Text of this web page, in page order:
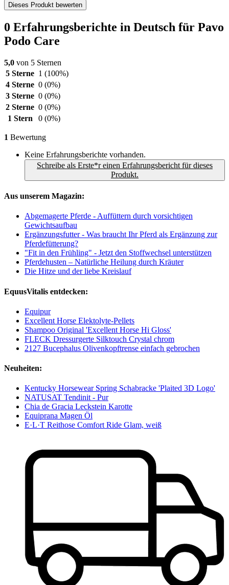
Dieses Produkt bewerten
0 Erfahrungsberichte in Deutsch für Pavo
Podo Care
5,0 von 5 Sternen
5 Sterne 1 (100%)
4 Sterne 0 (0%)
3 Sterne 0 (0%)
2 Sterne 0 (0%)
1 Stern
0 (0%)
1 Bewertung
Keine Erfahrungsberichte vorhanden.
Schreibe als Erste*r einen Erfahrungsbericht für dieses
Produkt.
Aus unserem Magazin:
Abgemagerte Pferde - Auffüttern durch vorsichtigen
Gewichtsaufbau
Ergänzungsfutter - Was braucht Ihr Pferd als Ergänzung zur
Pferdefütterung?
"Fit in den Frühling" - Jetzt den Stoffwechsel unterstützen
Pferdehusten – Natürliche Heilung durch Kräuter
Die Hitze und der liebe Kreislauf
EquusVitalis entdecken:
Equipur
Excellent Horse Elektolyte-Pellets
Shampoo Original 'Excellent Horse Hi Gloss'
FLECK Dressurgerte Silktouch Crystal chrom
2127 Bucephalus Olivenkopftrense einfach gebrochen
Neuheiten:
Kentucky Horsewear Spring Schabracke 'Plaited 3D Logo'
NATUSAT Tendinit - Pur
Chia de Gracia Leckstein Karotte
Equiprana Magen Öl
E·L·T Reithose Comfort Ride Glam, weiß